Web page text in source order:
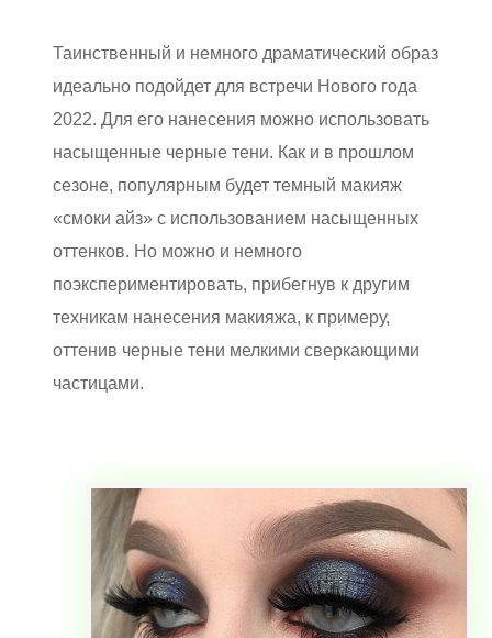
Таинственный и немного драматический образ
идеально подойдет для встречи Нового года
2022. Для его нанесения можно использовать
насыщенные черные тени. Как и в прошлом
сезоне, популярным будет темный макияж
«смоки айз» с использованием насыщенных
оттенков. Но можно и немного
поэкспериментировать, прибегнув к другим
техникам нанесения макияжа, к примеру,
оттенив черные тени мелкими сверкающими
частицами.